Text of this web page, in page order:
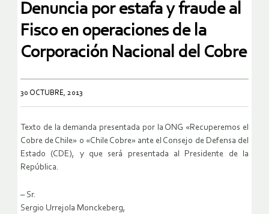
Denuncia por estafa y fraude al
Fisco en operaciones de la
Corporación Nacional del Cobre
30 OCTUBRE, 2013
Texto de la demanda presentada por la ONG «Recuperemos el
Cobre de Chile» o «Chile Cobre» ante el Consejo de Defensa del
Estado (CDE), y que será presentada al Presidente de la
República.
– Sr.
Sergio Urrejola Monckeberg,